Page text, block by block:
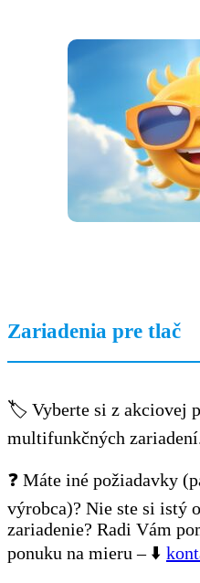
Zariadenia pre tlač
🏷️ Vyberte si z akciovej
multifunkčných
❓ Máte iné požiadavky
výrobca)? Nie ste si istý
zariadenie? Radi Vám
ponuku na mieru – ⬇️